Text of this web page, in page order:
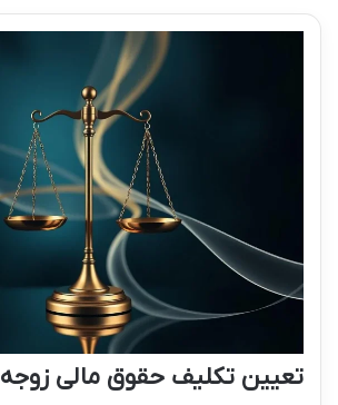
تعیین تکلیف حقوق مالی زوجه